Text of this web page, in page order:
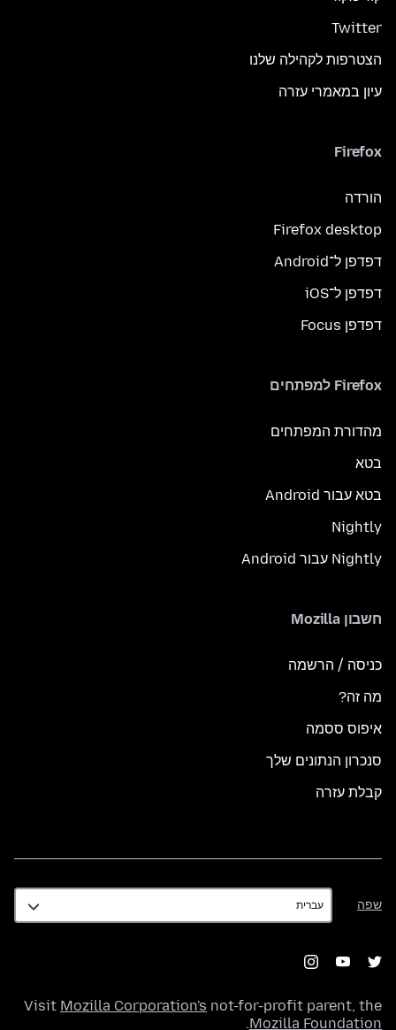
Twitter
הצטרפות לקהילה שלנו
עיון במאמרי עזרה
Firefox
הורדה
Firefox desktop
דפדפן ל־Android
דפדפן ל־iOS
דפדפן Focus
Firefox למפתחים
מהדורת המפתחים
בטא
בטא עבור Android
Nightly
Nightly עבור Android
חשבון Mozilla
כניסה / הרשמה
מה זה?
איפוס ססמה
סנכרון הנתונים שלך
קבלת עזרה
שפה
שפה
Visit Mozilla Corporation's not-for-profit parent, the
Mozilla Foundation
.